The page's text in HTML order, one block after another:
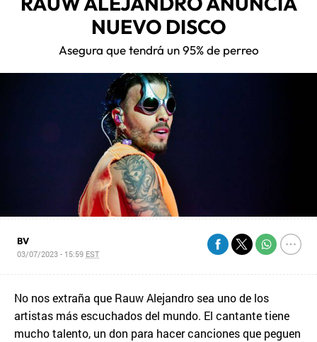
NUEVO DISCO
Asegura que tendrá un 95% de perreo
BV
03/07/2023 - 15:59 EST
No nos extraña que Rauw Alejandro sea uno de los
artistas más escuchados del mundo. El cantante tiene
mucho talento, un don para hacer canciones que peguen